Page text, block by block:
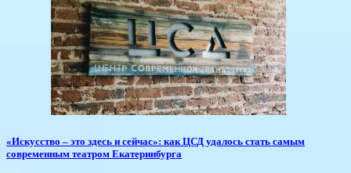
«Искусство – это здесь и сейчас»: как ЦСД удалось стать самым
современным театром Екатеринбурга